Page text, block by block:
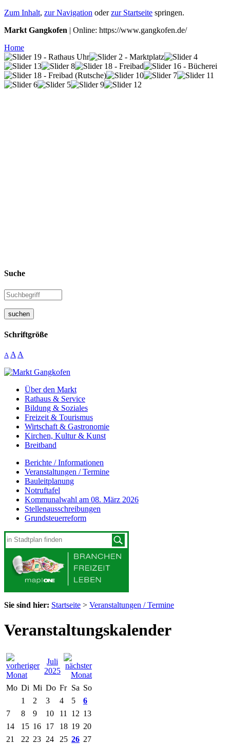
Zum Inhalt, zur Navigation oderzur Startseite springen.
Markt Gangkofen | Online: https://www.gangkofen.de/
Home
Suche
suchen
Schriftgröße
A A A
Über den Markt
Rathaus & Service
Bildung & Soziales
Freizeit & Tourismus
Wirtschaft & Gastronomie
Kirchen, Kultur & Kunst
Breitband
Berichte / Informationen
Veranstaltungen / Termine
Bauleitplanung
Notruftafel
Kommunalwahl am 08. März 2026
Stellenausschreibungen
Grundsteuerreform
Sie sind hier: Startseite > Veranstaltungen / Termine
Veranstaltungskalender
Juli
2025
Mo Di Mi Do Fr Sa So
1
2 3 4 5
6
7
8 9 10 11 12 13
14
15 16 17 18 19 20
21
22 23 24 25 26 27